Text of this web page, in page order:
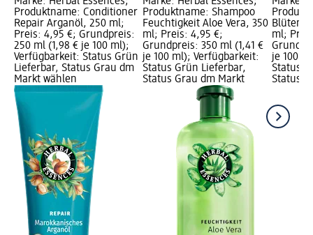
Produktname: Conditioner
Repair Arganöl, 250 ml;
Preis: 4,95 €; Grundpreis:
250 ml (1,98 € je 100 ml);
Verfügbarkeit: Status Grün
Lieferbar, Status Grau dm
Markt wählen
Produktname: Shampoo
Feuchtigkeit Aloe Vera, 350
ml; Preis: 4,95 €;
Grundpreis: 350 ml (1,41 €
je 100 ml); Verfügbarkeit:
Status Grün Lieferbar,
Status Grau dm Markt
ml;
je 100
Status
Status